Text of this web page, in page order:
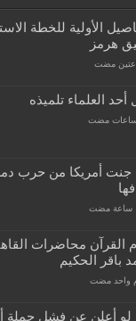
الأولية للخطة
هرمز
مضت
العلماء تلميذه
جنت أمريكا من حرب
القرآن محاضرات
باقر الحكيم
واحد مضت
لو أعلن عن فشل حملة